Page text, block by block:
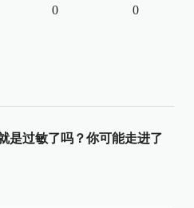
0 0
是过敏了吗？你可能走进了